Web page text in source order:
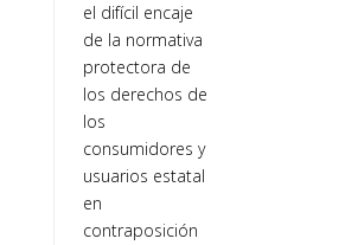
el difícil encaje
de la normativa
protectora de
los derechos de
los
consumidores y
usuarios estatal
en
contraposición